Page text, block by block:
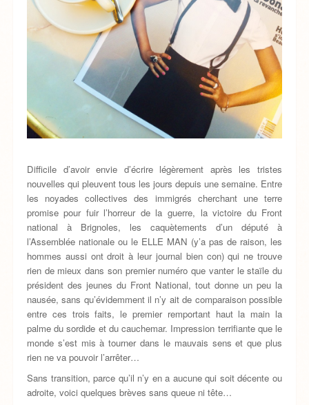
Difficile d’avoir envie d’écrire légèrement après les tristes
nouvelles qui pleuvent tous les jours depuis une semaine. Entre
les noyades collectives des immigrés cherchant une terre
promise pour fuir l’horreur de la guerre, la victoire du Front
national à Brignoles, les caquètements d’un député à
l’Assemblée nationale ou le ELLE MAN (y’a pas de raison, les
hommes aussi ont droit à leur journal bien con) qui ne trouve
rien de mieux dans son premier numéro que vanter le staïle du
président des jeunes du Front National, tout donne un peu la
nausée, sans qu’évidemment il n’y ait de comparaison possible
entre ces trois faits, le premier remportant haut la main la
palme du sordide et du cauchemar. Impression terrifiante que le
monde s’est mis à tourner dans le mauvais sens et que plus
rien ne va pouvoir l’arrêter…
Sans transition, parce qu’il n’y en a aucune qui soit décente ou
adroite, voici quelques brèves sans queue ni tête…